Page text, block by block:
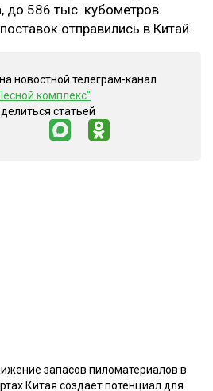
до 586 тыс. кубометров.
отправились в Китай.
новостной телеграм-канал
комплекс"
статьей
запасов пиломатериалов в
Китая создаёт потенциал для